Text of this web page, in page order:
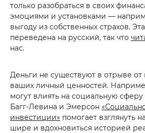
только разобраться в своих
эмоциями и установками —
выгоду из собственных страхов.
переведена на русский, так что
нас.
Деньги не существуют в отрыве
ваших личный ценностей.
могут влиять на социальную
Багг-Левина и Эмерсон
инвестиции» помогает взглянуть
шире и вдохновиться историей